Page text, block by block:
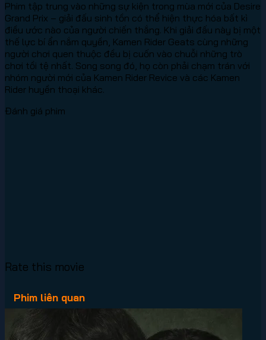
Phim tập trung vào những sự kiện trong mùa mới của Desire
Grand Prix – giải đấu sinh tồn có thể hiện thực hóa bất kì
điều ước nào của người chiến thắng. Khi giải đấu này bị một
thế lực bí ẩn nắm quyền, Kamen Rider Geats cùng những
người chơi quen thuộc đều bị cuốn vào chuỗi những trò
chơi tồi tệ nhất. Song song đó, họ còn phải chạm trán với
nhóm người mới của Kamen Rider Revice và các Kamen
Rider huyền thoại khác.
Đánh giá phim
Rate this movie
Phim liên quan